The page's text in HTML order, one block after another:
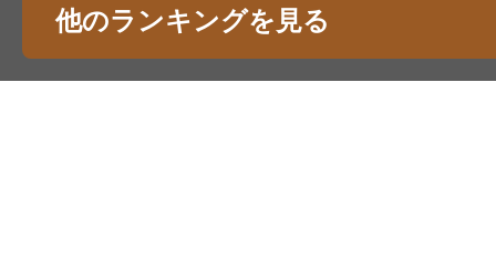
他のランキングを見る